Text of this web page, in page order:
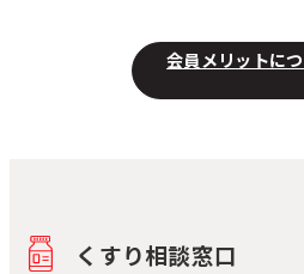
会員メリットに
くすり相談窓口